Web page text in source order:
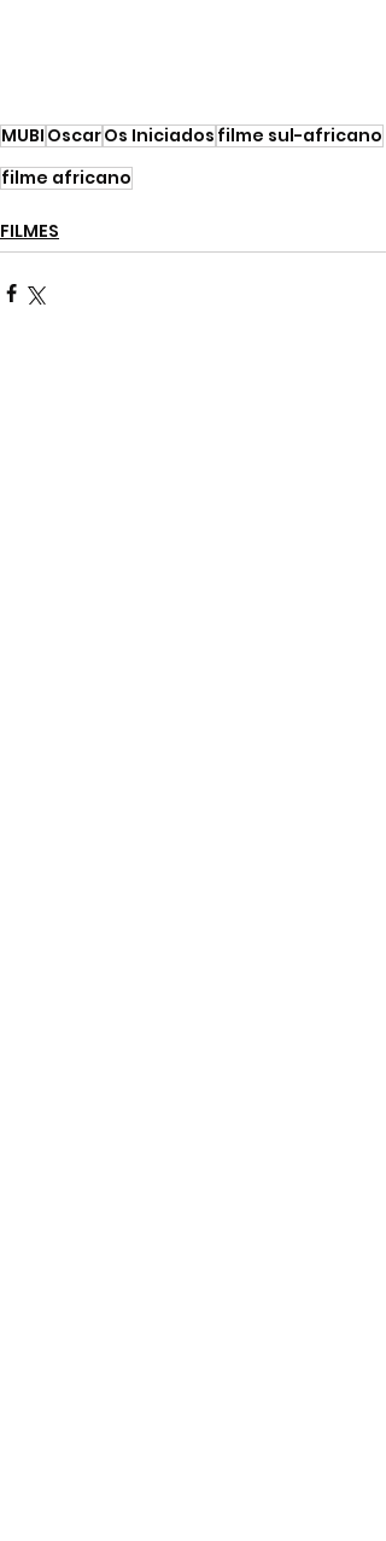
MUBI OscarOs Iniciados filme sul-africano
filme africano
FILMES